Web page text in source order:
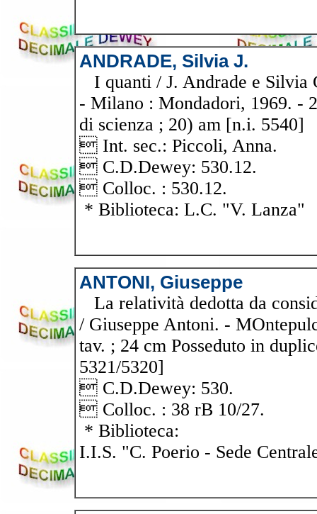
ANDRADE, Silvia J.
I quanti / J. Andrade e Silvia
- Milano : Mondadori, 1969. -
di scienza ; 20) am [n.i. 5540]
 Int. sec.: Piccoli, Anna.
 C.D.Dewey: 530.12.
 Colloc. : 530.12.
* Biblioteca: L.C. "V. Lanza"
ANTONI, Giuseppe
La relatività dedotta da
/ Giuseppe Antoni. -
tav. ; 24 cm Posseduto in
5321/5320]
 C.D.Dewey: 530.
 Colloc. : 38 rB 10/27.
* Biblioteca:
I.I.S. "C. Poerio - Sede